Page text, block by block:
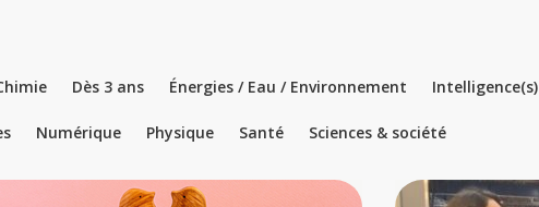
Dès 3 ans Énergies / Eau / Environnement Intelligence(s)
Numérique Physique Santé Sciences & société